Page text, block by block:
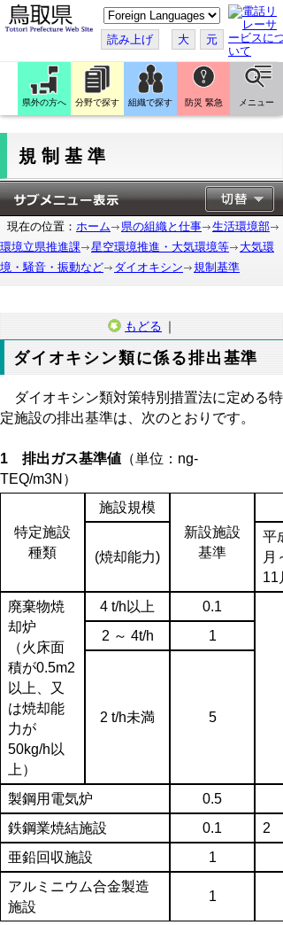
こ
の
ペ
ー
ジ
翻
訳
す
読み上げ 大 元
県外の方へ 分野で探す 組織で探す 防災 緊急 メニュー
規制基準
現在の位置： ホーム 県の組織と仕事
生活環境部
環境立県推進課
星空環境推進・大気環境等
大気環
境・騒音・振動など
ダイオキシン 規制基準
もどる ｜
ダイオキシン類に係る排出基準
ダイオキシン類対策特別措置法に定める特
定施設の排出基準は、次のとおりです。
1 排出ガス基準値 （単位：ng-
特定施設
種類
施設規模
新設施設
基準
(焼却能力)
平
月
11
廃棄物焼
却炉
（火床面
積が0.5m2
以上、又
は焼却能
力が
50kg/h以
上）
4 t/h以上
0.1
2 ～ 4t/h
1
2 t/h未満 5
製鋼用電気炉
0.5
鉄鋼業焼結施設
0.1
2
亜鉛回収施設
1
アルミニウム合金製造
施設
1